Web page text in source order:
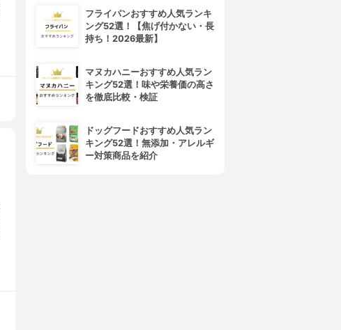
フライパンおすすめ人気ランキ
ング52選！【焦げ付かない・長
持ち！2026最新】
マヌカハニーおすすめ人気ラン
キング52選！味や栄養価の高さ
を徹底比較・検証
ドッグフードおすすめ人気ラン
キング52選！無添加・アレルギ
ー対策商品を紹介